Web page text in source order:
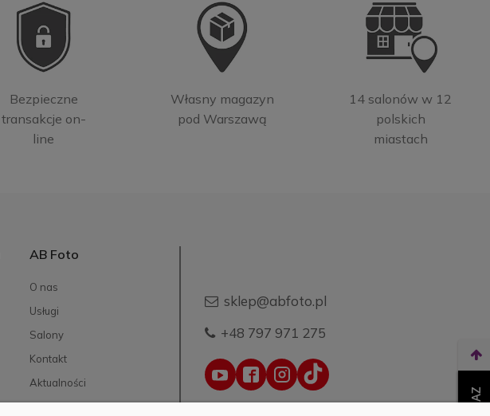
Bezpieczne
transakcje on-
line
Własny magazyn
pod Warszawą
14 salonów w 12
polskich
miastach
AB Foto
O nas
Usługi
Salony
Kontakt
Aktualności
Kariera
sklep@abfoto.pl
+48 797 971 275